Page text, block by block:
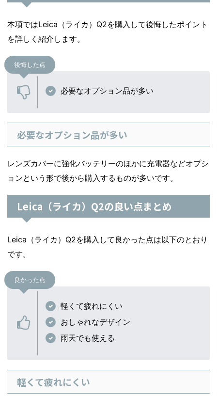
本項ではLeica（ライカ）Q2を購入して後悔したポイント
を詳しく紹介します。
後悔した点
必要なオプション品が多い
必要なオプション品が多い
レンズカバーに強化バッテリーのほかに充電器などオプシ
ョンという形で後から購入するものが多いです。
Leica（ライカ）Q2の良い点まとめ
Leica（ライカ）Q2を購入して良かった点は以下のとおり
です。
良かった点
軽くて疲れにくい
おしゃれなデザイン
雨天でも使える
軽くて疲れにくい